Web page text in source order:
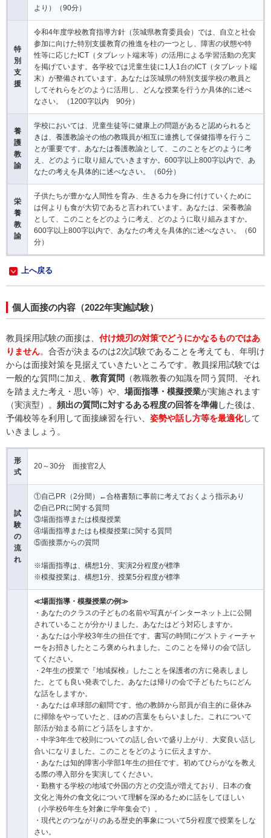
より）（90分）
特
別
支
援
令和4年度学校教育指導方針（茨城県教育委員会）では、自立と社会
参加に向けた特別支援教育の推進を柱の一つとし、障害の状態や特
性等に応じたICT（タブレット端末等）の活用による学習活動の充実
を掲げています。各学校では児童生徒に1人1台のICT（タブレット端
末）が整備されています。あなたは茨城県の特別支援学校の教員と
してそれらをどのように活用し、どんな授業を行うか具体的に述べ
なさい。（1200字以内 90分）
養
護
教
諭
学校においては、児童生徒等に健康上の問題があると認められると
きは、養護教諭その他の教職員が相互に連携して保健指導を行うこ
とが重要です。あなたは養護教諭として、このことをどのように考
え、どのように取り組んでいきますか。600字以上800字以内で、あ
なたの考えを具体的に述べなさい。（60分）
栄
養
教
諭
子供たちが豊かな人間性を育み、生きる力を身に付けていくために
は何よりも食が大切であると言われています。あなたは、栄養教諭
として、このことをどのように考え、どのように取り組みますか。
600字以上800字以内で、あなたの考えを具体的に述べなさい。（60
分）
上へ戻る
個人面接の内容（2022年実施試験）
教員採用試験の面接は、 付け焼刃の対策でどうにかなるものではあ
りません。合否が決まるのは2次試験であることを考えても、年明け
からは面接対策を見据えていきたいところです。教員採用試験では
一般的な質問に加え、 教育質問 （教職教養の知識を問う質問、それ
を踏まえた考え・思い等）や、 場面指導・模擬授業が実施されます
（実演型）。 頻出の質問に対するある程度の回答を準備した後は、
予備校等を利用して面接練習を行い、 姿勢や話し方等を最適化して
いきましょう。
形
式
20～30分 面接官2人
試
験
の
流
れ
①自己PR（2分間）←合格書類に事前に考えておくよう指示あり
②自己PRに関する質問
③場面指導または模擬授業
④場面指導またはも模擬授業に関する質問
⑤面接票からの質問
※場面指導は、構想1分、実演2分程度が標準
※模擬授業は、構想1分、授業5分程度が標準
≪場面指導・模擬授業の例≫
・あなたのクラスの子どもの名前や写真がインターネット上に公開
されていることが分かりました。あなたはどう対応しますか。
・あなたは小学校3年生の担任です。書写の時間にゲストティーチャ
ーをお招きしたところ褒められました。このことを帰りの会で話し
てください。
・2年生の授業で『地域探検』したことを保護者の方に発表しまし
た。とても良い発表でした。あなたは帰りの会で子どもたちにどん
な話をしますか。
・あなたは卓球部の顧問です。他の教師から部員が自主的に昼休み
に掃除をやっていたと、ほめの言葉をもらいました。これについて
部活が始まる前にどう話をしますか。
・中学3年生で校則についての話し合いで盛り上がり、大変良い話し
合いになりました。このことをどのように伝えますか。
・あなたは知的障害小学部1年生の担任です。初めてひらがなを教え
る際の導入部分を実演してください。
・勤務する学校の地域で外国の方との交流が増えており、日本の食
文化と海外の食文化について理解を深めるために話をしてほしい
（小学校6年生を対象に学年集会で）。
・現代とのつながりのある歴史的事象について5分程度で授業をしな
さい。